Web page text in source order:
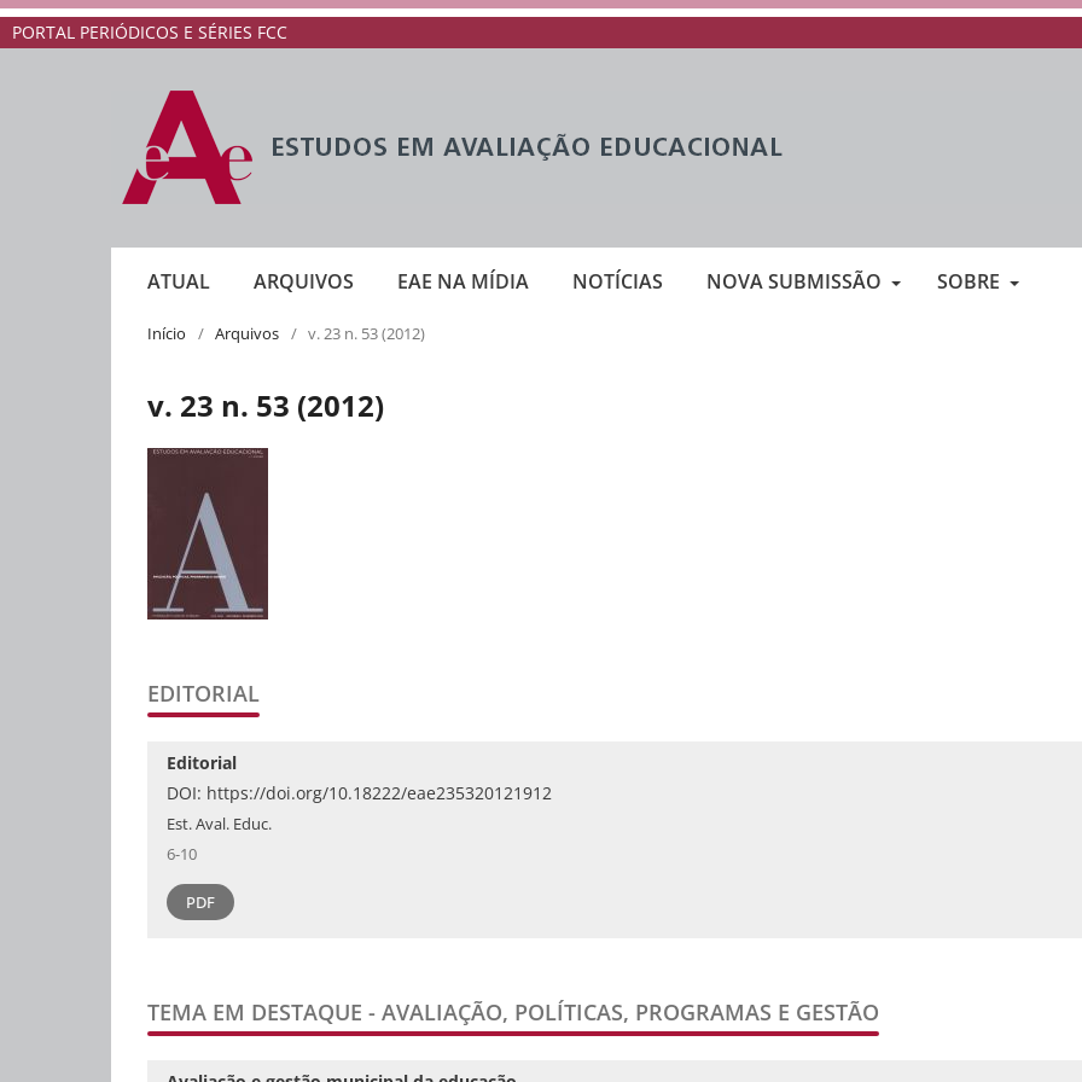
PORTAL PERIÓDICOS E SÉRIES FCC
ATUAL ARQUIVOS EAE NA MÍDIA NOTÍCIAS NOVA SUBMISSÃO SOBRE
Início / Arquivos / v. 23 n. 53 (2012)
v. 23 n. 53 (2012)
EDITORIAL
Editorial
DOI: https://doi.org/10.18222/eae235320121912
Est. Aval. Educ.
6-10
PDF
TEMA EM DESTAQUE - AVALIAÇÃO, POLÍTICAS, PROGRAMAS E GESTÃO